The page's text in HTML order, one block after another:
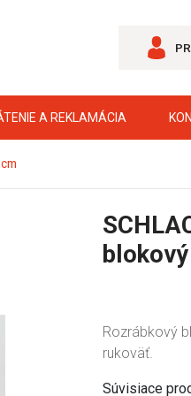
A REKLAMÁCIA
Rozrábkový
rukoväť.
Súvisiace